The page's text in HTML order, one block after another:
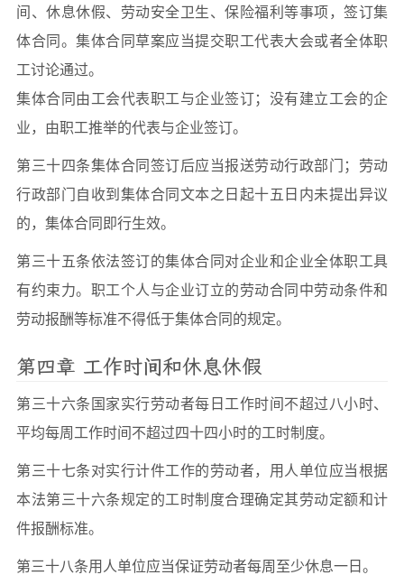
间、休息休假、劳动安全卫生、保险福利等事项，签订集
体合同。集体合同草案应当提交职工代表大会或者全体职
工讨论通过。
集体合同由工会代表职工与企业签订；没有建立工会的企
业，由职工推举的代表与企业签订。
第三十四条集体合同签订后应当报送劳动行政部门；劳动
行政部门自收到集体合同文本之日起十五日内未提出异议
的，集体合同即行生效。
第三十五条依法签订的集体合同对企业和企业全体职工具
有约束力。职工个人与企业订立的劳动合同中劳动条件和
劳动报酬等标准不得低于集体合同的规定。
第四章 工作时间和休息休假
第三十六条国家实行劳动者每日工作时间不超过八小时、
平均每周工作时间不超过四十四小时的工时制度。
第三十七条对实行计件工作的劳动者，用人单位应当根据
本法第三十六条规定的工时制度合理确定其劳动定额和计
件报酬标准。
第三十八条用人单位应当保证劳动者每周至少休息一日。